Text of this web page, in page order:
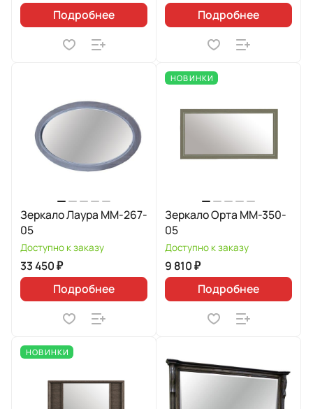
Подробнее
Подробнее
Зеркало Лаура ММ-267-
05
Доступно к заказу
33 450 ₽
Подробнее
НОВИНКИ
Зеркало Орта ММ-350-
05
Доступно к заказу
9 810 ₽
Подробнее
НОВИНКИ